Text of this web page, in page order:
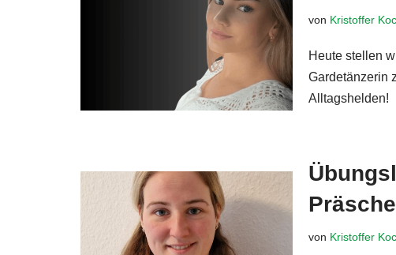
von Kristoffer
Heute stellen
Gardetänzerin
Alltagshelden!
von Kristoffer